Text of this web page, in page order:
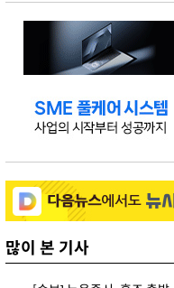
많이 본 기사